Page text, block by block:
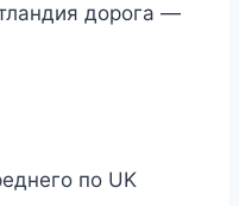
дорога —
по UK